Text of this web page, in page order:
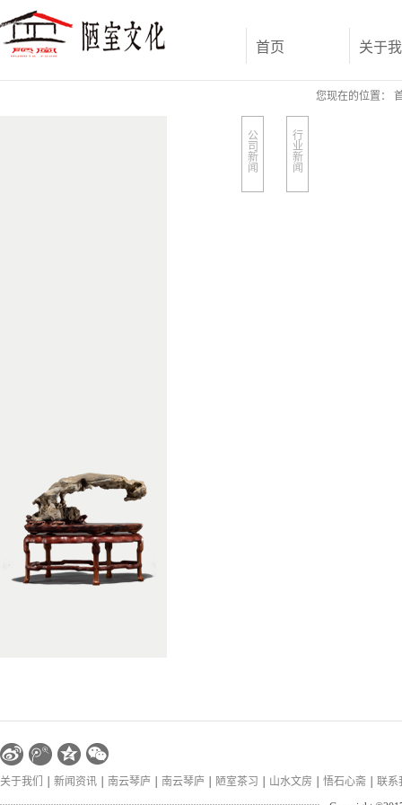
首页 关于
您现在的位置：
公
司
新
闻
行
业
新
闻
关于我们 新闻资讯 南云琴庐 南云琴庐 陋室茶习 山水文房 悟石心斋
联系